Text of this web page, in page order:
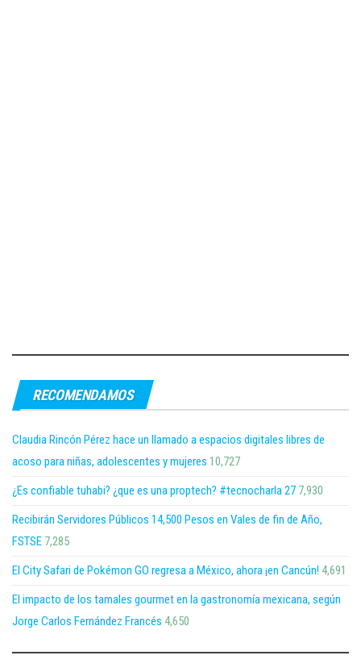
RECOMENDAMOS
Claudia Rincón Pérez hace un llamado a espacios digitales libres de
acoso para niñas, adolescentes y mujeres 10,727
¿Es confiable tuhabi? ¿que es una proptech? #tecnocharla 27 7,930
Recibirán Servidores Públicos 14,500 Pesos en Vales de fin de Año,
FSTSE 7,285
El City Safari de Pokémon GO regresa a México, ahora ¡en Cancún! 4,691
El impacto de los tamales gourmet en la gastronomía mexicana, según
Jorge Carlos Fernández Francés 4,650